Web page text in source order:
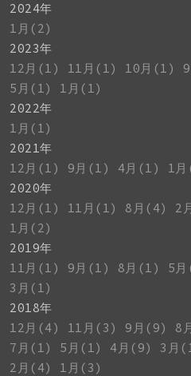
2024年
1月(2)
2023年
12月(1)
11月(1) 10月(1)
5月(1)
1月(1)
2022年
1月(1)
2021年
12月(1)
9月(1) 4月(1)
1
2020年
12月(1)
11月(1) 8月(4)
2
1月(2)
2019年
11月(1)
9月(1) 8月(1)
5
3月(1)
2018年
12月(4)
11月(3) 9月(9)
8
7月(1)
5月(1) 4月(9)
3月
2月(4)
1月(3)